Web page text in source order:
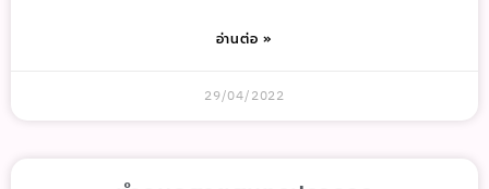
อ่านต่อ »
29/04/2022